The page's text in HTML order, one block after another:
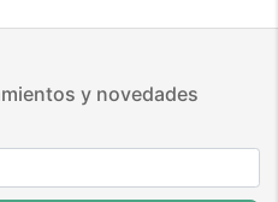
y novedades